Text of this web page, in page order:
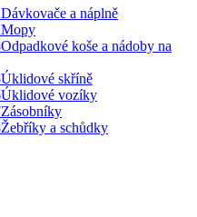
Dávkovače a náplně
Mopy
Odpadkové koše a nádoby na
Úklidové skříně
Úklidové vozíky
Zásobníky
Žebříky a schůdky